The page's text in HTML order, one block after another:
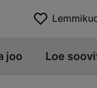
joo Loe